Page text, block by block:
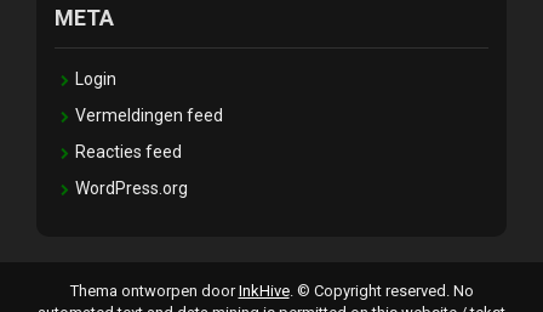
META
Login
Vermeldingen feed
Reacties feed
WordPress.org
Thema ontworpen doorInkHive. © Copyright reserved. No